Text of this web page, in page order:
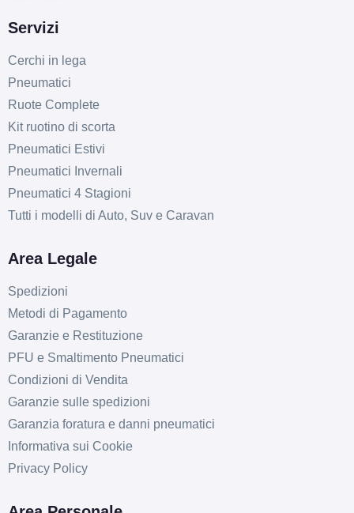
Servizi
Cerchi in lega
Pneumatici
Ruote Complete
Kit ruotino di scorta
Pneumatici Estivi
Pneumatici Invernali
Pneumatici 4 Stagioni
Tutti i modelli di Auto, Suv e Caravan
Area Legale
Spedizioni
Metodi di Pagamento
Garanzie e Restituzione
PFU e Smaltimento Pneumatici
Condizioni di Vendita
Garanzie sulle spedizioni
Garanzia foratura e danni pneumatici
Informativa sui Cookie
Privacy Policy